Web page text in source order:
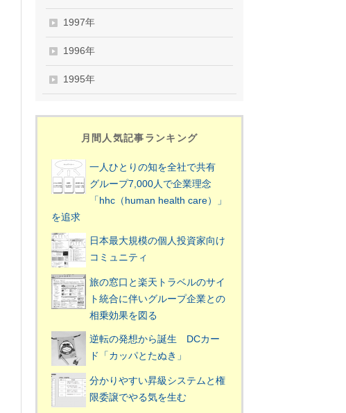
1997年
1996年
1995年
月間人気記事ランキング
一人ひとりの知を全社で共有
グループ7,000人で企業理念
「hhc（human health care）」
を追求
日本最大規模の個人投資家向け
コミュニティ
旅の窓口と楽天トラベルのサイ
ト統合に伴いグループ企業との
相乗効果を図る
逆転の発想から誕生 DCカー
ド「カッパとたぬき」
分かりやすい昇級システムと権
限委譲でやる気を生む